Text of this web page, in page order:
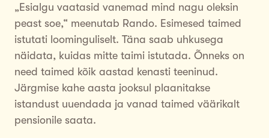
„Esialgu vaatasid vanemad mind nagu oleksin
peast soe,“ meenutab Rando. Esimesed taimed
istutati loominguliselt. Täna saab uhkusega
näidata, kuidas mitte taimi istutada. Õnneks on
need taimed kõik aastad kenasti teeninud.
Järgmise kahe aasta jooksul plaanitakse
istandust uuendada ja vanad taimed väärikalt
pensionile saata.